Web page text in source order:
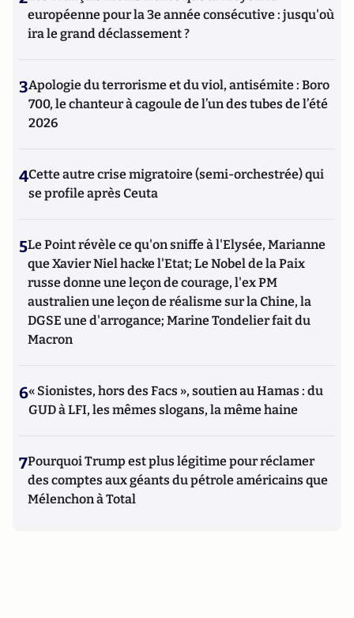
européenne pour la 3e année consécutive : jusqu'où
ira le grand déclassement ?
3Apologie du terrorisme et du viol, antisémite : Boro
700, le chanteur à cagoule de l’un des tubes de l’été
2026
4Cette autre crise migratoire (semi-orchestrée) qui
se profile après Ceuta
5Le Point révèle ce qu'on sniffe à l'Elysée, Marianne
que Xavier Niel hacke l'Etat; Le Nobel de la Paix
russe donne une leçon de courage, l'ex PM
australien une leçon de réalisme sur la Chine, la
DGSE une d'arrogance; Marine Tondelier fait du
Macron
6« Sionistes, hors des Facs », soutien au Hamas : du
GUD à LFI, les mêmes slogans, la même haine
7Pourquoi Trump est plus légitime pour réclamer
des comptes aux géants du pétrole américains que
Mélenchon à Total